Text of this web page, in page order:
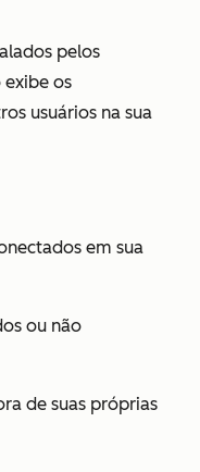
pelos
exibe os
usuários na sua
em sua
ou não
de suas próprias